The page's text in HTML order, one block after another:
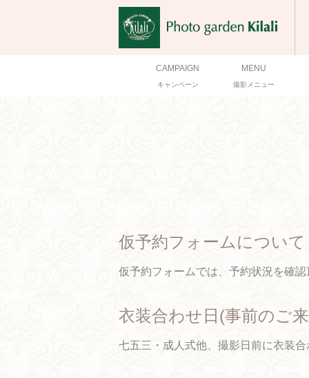
CAMPAIGN
キャンペーン
MENU
撮影メニュー
仮予約フォームについて
仮予約フォームでは、予約状況を確
衣装合わせ日(事前のご
七五三・成人式他、撮影日前に衣装